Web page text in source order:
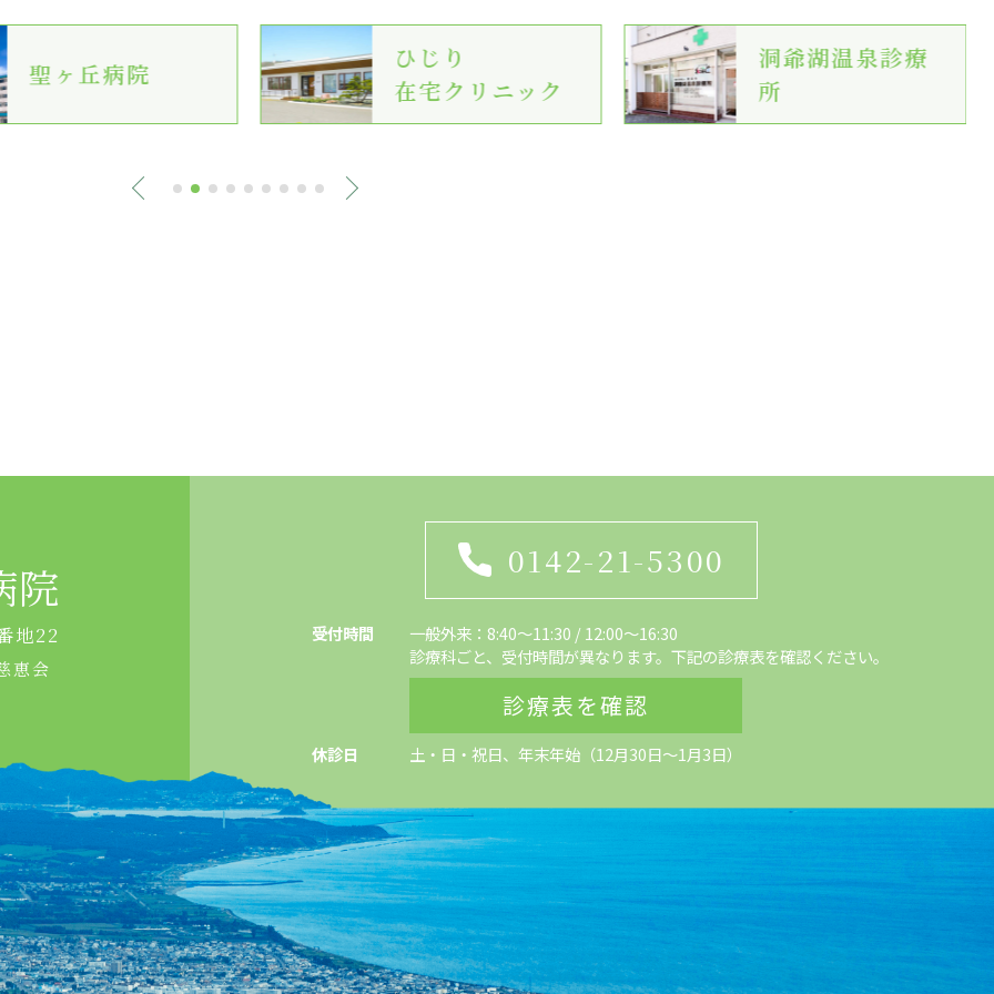
聖ヶ丘病院
ひじり
在宅クリニック
洞爺湖温泉診療
所
院
地22
恵会
0142-21-5300
受付時間 一般外来：8:40～11:30 /12:00〜16:30
診療科ごと、受付時間が異なります。下記の診療表を確認ください。
診療表を確認
休診日 土・日・祝日、年末年始（12月30日～1月3日）